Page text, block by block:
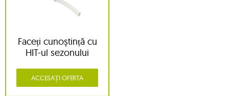
Faceți cunoștință cu
HIT-ul sezonului
ACCESAȚI OFERTA